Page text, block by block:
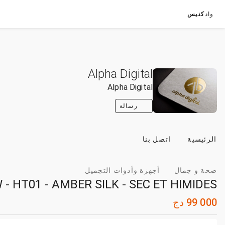
وادكنيس
Alpha Digital
Alpha Digital
رسالة
الرئيسية اتصل بنا
صحة و جمال أجهزة وأدوات التجميل
- AMBER SILK - SEC ET HIMIDES
99 000 دج